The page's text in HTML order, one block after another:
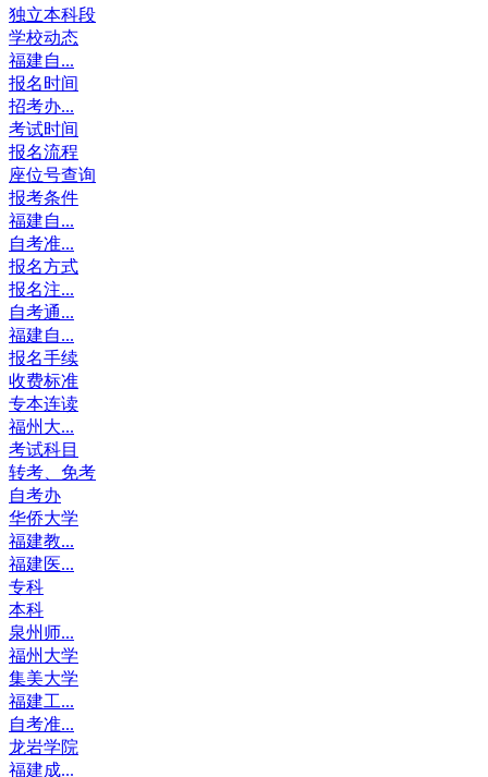
独立本科段
学校动态
福建自...
报名时间
招考办...
考试时间
报名流程
座位号查询
报考条件
福建自...
自考准...
报名方式
报名注...
自考通...
福建自...
报名手续
收费标准
专本连读
福州大...
考试科目
转考、免考
自考办
华侨大学
福建教...
福建医...
专科
本科
泉州师...
福州大学
集美大学
福建工...
自考准...
龙岩学院
福建成...